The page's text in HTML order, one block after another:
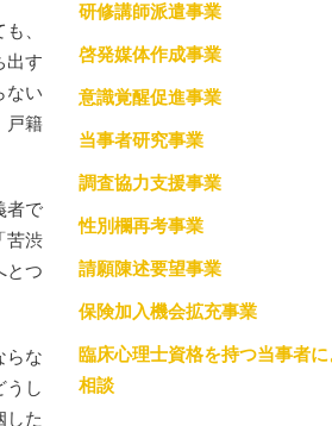
保険加入機会拡充事業
臨床心理士資格を持つ当事者に
、
出す
ない
戸籍
者で
苦渋
とつ
らな
うし
した
研修講師派遣事業
啓発媒体作成事業
意識覚醒促進事業
当事者研究事業
調査協力支援事業
性別欄再考事業
請願陳述要望事業
保険加入機会拡充事業
臨床心理士資格を持つ当事者に
相談